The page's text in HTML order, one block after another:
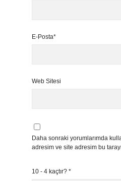
E-Posta*
Web Sitesi
Daha sonraki yorumlarımda
adresim ve site adresim bu
10 - 4 kaçtır? *